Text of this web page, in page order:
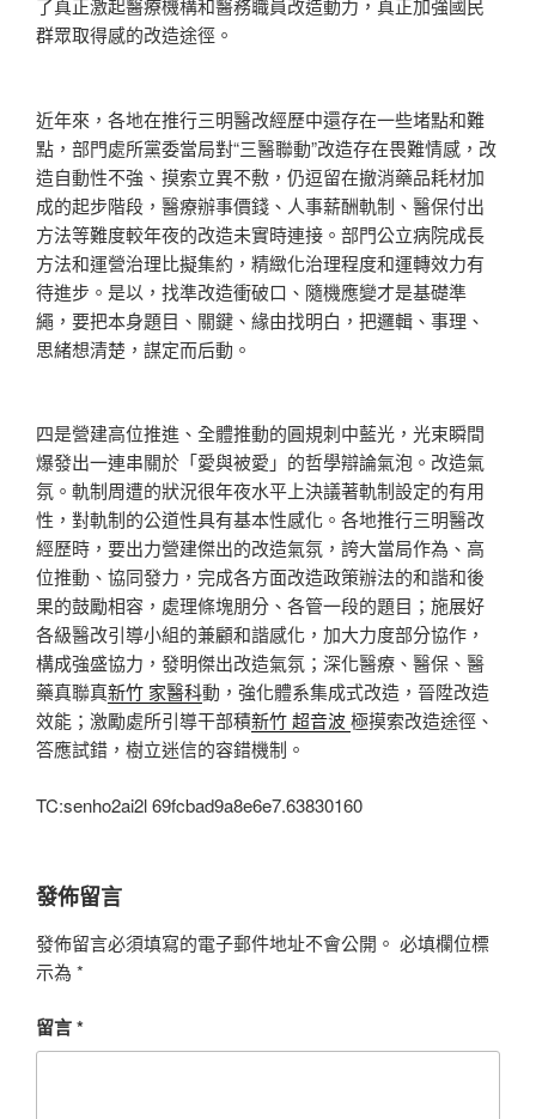
了真正激起醫療機構和醫務職員改造動力，真正加強國民
群眾取得感的改造途徑。
近年來，各地在推行三明醫改經歷中還存在一些堵點和難
點，部門處所黨委當局對“三醫聯動”改造存在畏難情感，改
造自動性不強、摸索立異不敷，仍逗留在撤消藥品耗材加
成的起步階段，醫療辦事價錢、人事薪酬軌制、醫保付出
方法等難度較年夜的改造未實時連接。部門公立病院成長
方法和運營治理比擬集約，精緻化治理程度和運轉效力有
待進步。是以，找準改造衝破口、隨機應變才是基礎準
繩，要把本身題目、關鍵、緣由找明白，把邏輯、事理、
思緒想清楚，謀定而后動。
四是營建高位推進、全體推動的圓規刺中藍光，光束瞬間
爆發出一連串關於「愛與被愛」的哲學辯論氣泡。改造氣
氛。軌制周遭的狀況很年夜水平上決議著軌制設定的有用
性，對軌制的公道性具有基本性感化。各地推行三明醫改
經歷時，要出力營建傑出的改造氣氛，誇大當局作為、高
位推動、協同發力，完成各方面改造政策辦法的和諧和後
果的鼓勵相容，處理條塊朋分、各管一段的題目；施展好
各級醫改引導小組的兼顧和諧感化，加大力度部分協作，
構成強盛協力，發明傑出改造氣氛；深化醫療、醫保、醫
藥真聯真新竹 家醫科動，強化體系集成式改造，晉陞改造
效能；激勵處所引導干部積新竹 超音波極摸索改造途徑、
答應試錯，樹立迷信的容錯機制。
TC:senho2ai2l 69fcbad9a8e6e7.63830160
發佈留言
發佈留言必須填寫的電子郵件地址不會公開。 必填欄位標
示為 *
留言*